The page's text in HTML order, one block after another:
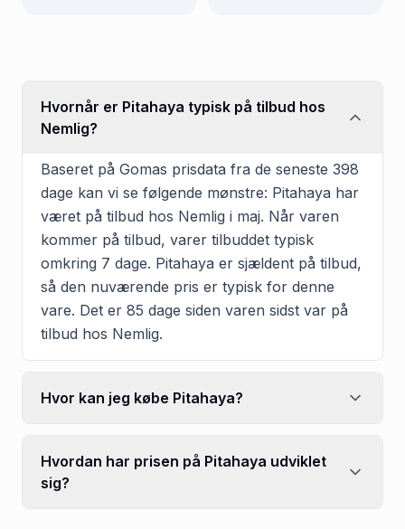
Hvornår er Pitahaya typisk på tilbud hos
Nemlig?
Baseret på Gomas prisdata fra de seneste 398
dage kan vi se følgende mønstre: Pitahaya har
været på tilbud hos Nemlig i maj. Når varen
kommer på tilbud, varer tilbuddet typisk
omkring 7 dage. Pitahaya er sjældent på tilbud,
så den nuværende pris er typisk for denne
vare. Det er 85 dage siden varen sidst var på
tilbud hos Nemlig.
Hvor kan jeg købe Pitahaya?
Hvordan har prisen på Pitahaya udviklet
sig?